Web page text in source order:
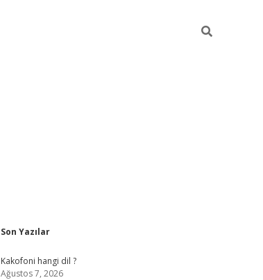
Sidebar
Son Yazılar
Kakofoni hangi dil ?
Ağustos 7, 2026